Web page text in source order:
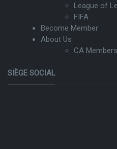
League of
FIFA
Become Member
About Us
CA Members
SIÈGE SOCIAL